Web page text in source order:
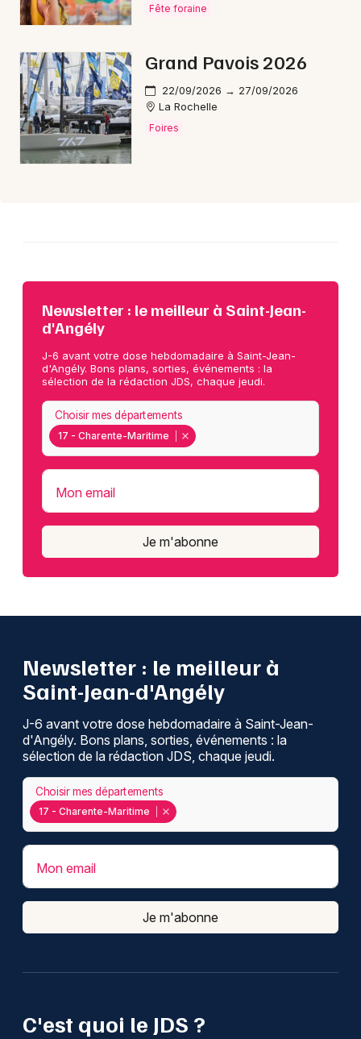
17 - Charente-Maritime
Mon email
Fête foraine
Grand Pavois 2026
22/09/2026 → 27/09/2026
La Rochelle
Foires
Newsletter : le meilleur à Saint-Jean-
d'Angély
J-6 avant votre dose hebdomadaire à Saint-Jean-
d'Angély. Bons plans, sorties, événements : la
sélection de la rédaction JDS, chaque jeudi.
17 - Charente-Maritime
Choisir mes départements
Mon email
Je m'abonne
C'est quoi le JDS ?
Newsletter : le meilleur à
Saint-Jean-d'Angély
J-6 avant votre dose hebdomadaire à Saint-Jean-
d'Angély. Bons plans, sorties, événements : la
sélection de la rédaction JDS, chaque jeudi.
17 - Charente-Maritime
Choisir mes départements
Mon email
Je m'abonne